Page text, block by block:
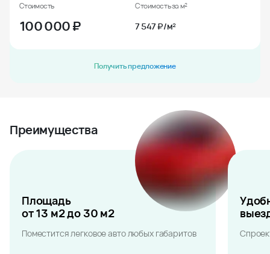
Стоимость
100 000₽
Стоимость за м²
7 547 ₽/м²
Получить предложение
Преимущества
Площадь
от 13 м2 до 30 м2
Поместится легковое авто любых габаритов